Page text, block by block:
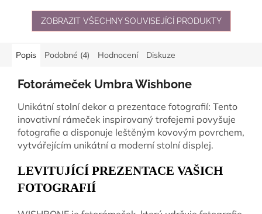
ZOBRAZIT VŠECHNY SOUVISEJÍCÍ PRODUKTY
Popis Podobné (4) Hodnocení Diskuze
Fotorámeček Umbra Wishbone
Unikátní stolní dekor a prezentace fotografií: Tento
inovativní rámeček inspirovaný trofejemi povyšuje
fotografie a disponuje leštěným kovovým povrchem,
vytvářejícím unikátní a moderní stolní displej.
LEVITUJÍCÍ PREZENTACE VAŠICH
FOTOGRAFIÍ